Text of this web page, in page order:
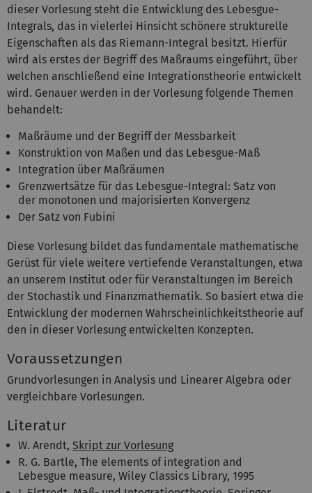
dieser Vorlesung steht die Entwicklung des Lebesgue-
Integrals, das in vielerlei Hinsicht schönere strukturelle
Eigenschaften als das Riemann-Integral besitzt. Hierfür
wird als erstes der Begriff des Maßraums eingeführt, über
welchen anschließend eine Integrationstheorie entwickelt
wird. Genauer werden in der Vorlesung folgende Themen
behandelt:
Maßräume und der Begriff der Messbarkeit
Konstruktion von Maßen und das Lebesgue-Maß
Integration über Maßräumen
Grenzwertsätze für das Lebesgue-Integral: Satz von
der monotonen und majorisierten Konvergenz
Der Satz von Fubini
Diese Vorlesung bildet das fundamentale mathematische
Gerüst für viele weitere vertiefende Veranstaltungen, etwa
an unserem Institut oder für Veranstaltungen im Bereich
der Stochastik und Finanzmathematik. So basiert etwa die
Entwicklung der modernen Wahrscheinlichkeitstheorie auf
den in dieser Vorlesung entwickelten Konzepten.
Voraussetzungen
Grundvorlesungen in Analysis und Linearer Algebra oder
vergleichbare Vorlesungen.
Literatur
W. Arendt, Skript zur Vorlesung
R. G. Bartle, The elements of integration and
Lebesgue measure, Wiley Classics Library, 1995